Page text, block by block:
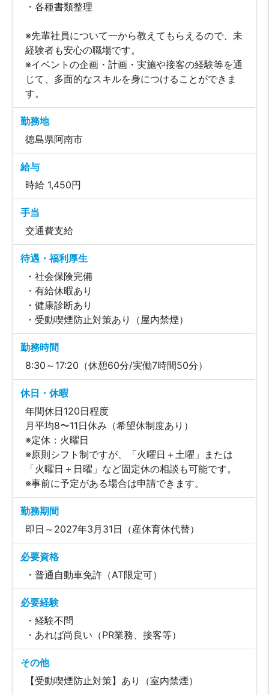
・各種書類整理
※先輩社員について一から教えてもらえるので、未
経験者も安心の職場です。
※イベントの企画・計画・実施や接客の経験等を通
じて、多面的なスキルを身につけることができま
す。
勤務地
徳島県阿南市
給与
時給 1,450円
手当
交通費支給
待遇・福利厚生
・社会保険完備
・有給休暇あり
・健康診断あり
・受動喫煙防止対策あり（屋内禁煙）
勤務時間
8:30～17:20（休憩60分/実働7時間50分）
休日・休暇
年間休日120日程度
月平均8〜11日休み（希望休制度あり）
※定休：火曜日
※原則シフト制ですが、「火曜日＋土曜」または
「火曜日＋日曜」など固定休の相談も可能です。
※事前に予定がある場合は申請できます。
勤務期間
即日～2027年3月31日（産休育休代替）
必要資格
・普通自動車免許（AT限定可）
必要経験
・経験不問
・あれば尚良い（PR業務、接客等）
その他
【受動喫煙防止対策】あり（室内禁煙）